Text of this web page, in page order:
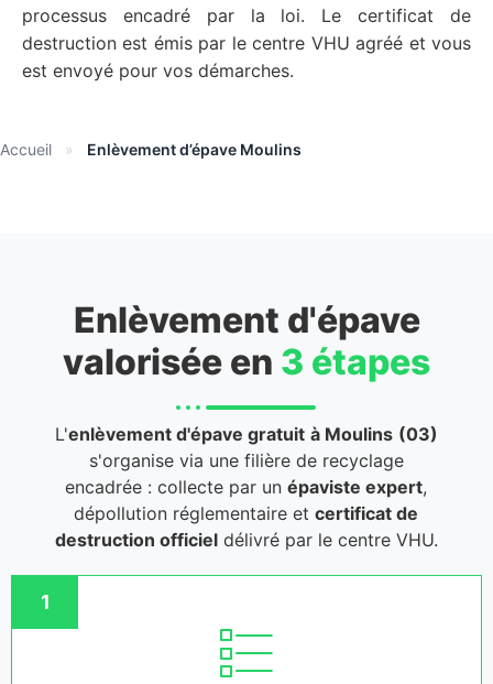
processus encadré par la loi. Le certificat de
destruction est émis par le centre VHU agréé et vous
est envoyé pour vos démarches.
Accueil » Enlèvement d’épave Moulins
Enlèvement d'épave
valorisée en 3 étapes
L'enlèvement d'épave gratuit à Moulins (03)
s'organise via une filière de recyclage
encadrée : collecte par unépaviste expert,
dépollution réglementaire etcertificat de
destruction officieldélivré par le centre VHU.
1